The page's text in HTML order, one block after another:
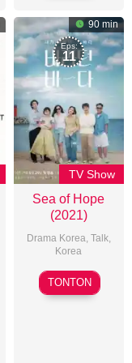
90 min
Eps:
11
TV Show
Sea of Hope
(2021)
Drama Korea, Talk,
Korea
29
Jun
TONTON